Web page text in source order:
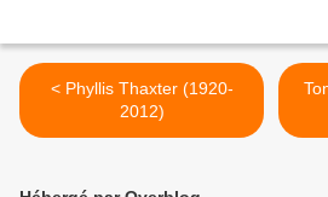
< Phyllis Thaxter (1920-
2012)